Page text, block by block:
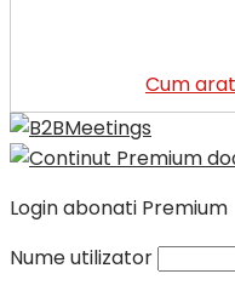
Cum
Login abonati Premium
Nume utilizator